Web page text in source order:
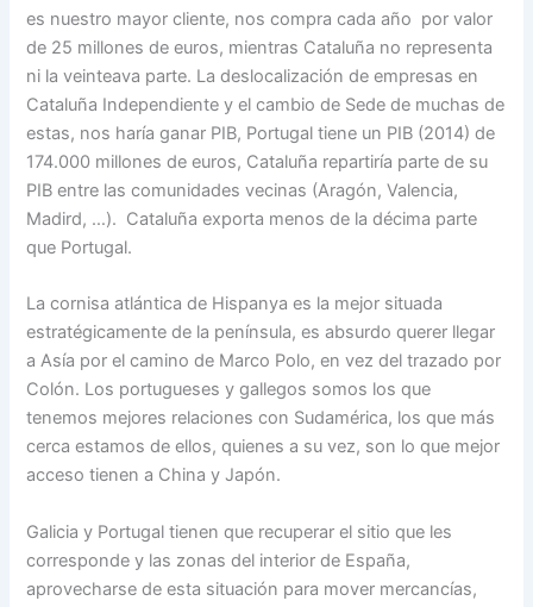
es nuestro mayor cliente, nos compra cada año por valor
de 25 millones de euros, mientras Cataluña no representa
ni la veinteava parte. La deslocalización de empresas en
Cataluña Independiente y el cambio de Sede de muchas de
estas, nos haría ganar PIB, Portugal tiene un PIB (2014) de
174.000 millones de euros, Cataluña repartiría parte de su
PIB entre las comunidades vecinas (Aragón, Valencia,
Madird, …). Cataluña exporta menos de la décima parte
que Portugal.
La cornisa atlántica de Hispanya es la mejor situada
estratégicamente de la península, es absurdo querer llegar
a Asía por el camino de Marco Polo, en vez del trazado por
Colón. Los portugueses y gallegos somos los que
tenemos mejores relaciones con Sudamérica, los que más
cerca estamos de ellos, quienes a su vez, son lo que mejor
acceso tienen a China y Japón.
Galicia y Portugal tienen que recuperar el sitio que les
corresponde y las zonas del interior de España,
aprovecharse de esta situación para mover mercancías,